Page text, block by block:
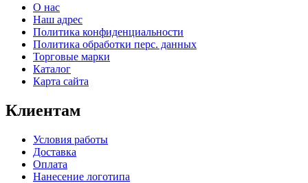
О нас
Наш адрес
Политика конфиденциальности
Политика обработки перс. данных
Торговые марки
Каталог
Карта сайта
Клиентам
Условия работы
Доставка
Оплата
Нанесение логотипа